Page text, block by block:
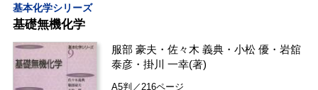
基本化学シリーズ
基礎無機化学
服部 豪夫 ・佐々木 義典 ・小松 優 ・岩舘
泰彦 ・掛川 一幸(著)
A5判／216ページ